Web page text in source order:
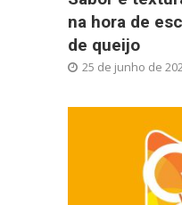
na hora de
de queijo
25 de junho de